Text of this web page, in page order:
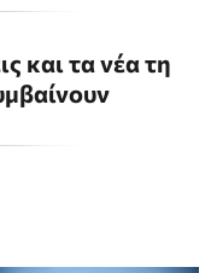
και τα νέα τη